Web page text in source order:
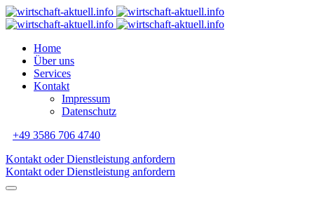
Home
Über uns
Services
Kontakt
Impressum
Datenschutz
+49 3586 706 4740
Kontakt oder Dienstleistung anfordern
Kontakt oder Dienstleistung anfordern